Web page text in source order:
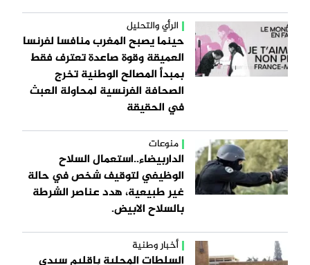
الرأي والتحليل
حينما يصبح المغرب منافسا لفرنسا
العميقة وقوة صاعدة تعترف فقط
بمبدأ المصالح الوطنية تخرج
الصحافة الفرنسية لمحاولة العبث
في الحقيقة
منوعات
الداربيضاء..استعمال السلاح
الوظيفي لتوقيف شخص في حالة
غير طبيعية، هدد عناصر الشرطة
بالسلاح الابيض.
أخبار وطنية
السلطات المحلية باقليم سيدي